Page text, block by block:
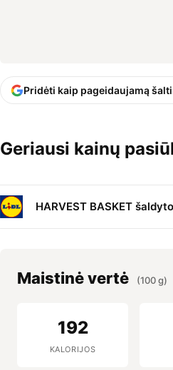
Pridėti kaip pageidaujamą
Geriausi kainų
HARVEST BASKET
Maistinė vertė (100 g)
192
KALORIJOS